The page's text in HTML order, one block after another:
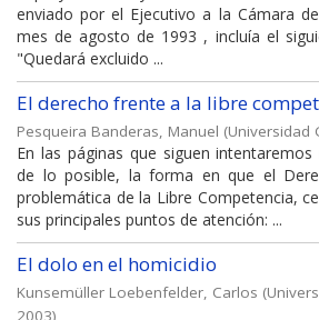
enviado por el Ejecutivo a la Cámara
mes de agosto de 1993 , incluía el
"Quedará excluido ...
El derecho frente a la libre
Pesqueira Banderas, Manuel (Universidad
En las páginas que siguen
de lo posible, la forma en que el
problemática de la Libre Competencia,
sus principales puntos de atención: ...
El dolo en el homicidio
Kunsemüller Loebenfelder, Carlos (
2003)